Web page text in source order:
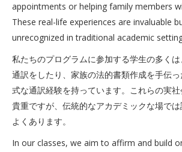
appointments or helping family members
These real-life experiences are invaluable
unrecognized in traditional academic
私たちのプログラムに参加する学生の多く
通訳をしたり、家族の法的書類作成を手伝
式な通訳経験を持っています。これらの実
貴重ですが、伝統的なアカデミックな場で
よくあります。
In our classes, we aim to affirm and build